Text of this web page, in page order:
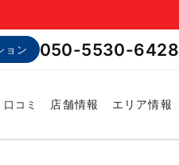
ョン 050-5530-6428
口コミ 店舗情報 エリア情報